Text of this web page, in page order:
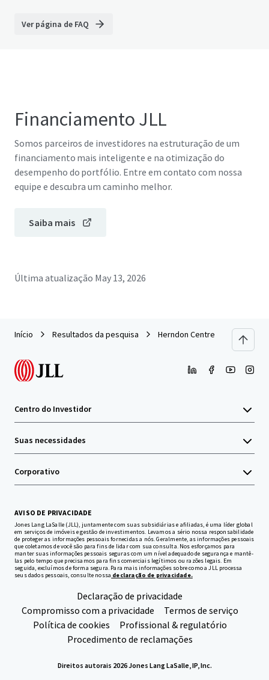
Ver página de FAQ
Financiamento JLL
Somos parceiros de investidores na estruturação de um
financiamento mais inteligente e na otimização do
desempenho do portfólio. Entre em contato com nossa
equipe e descubra um caminho melhor.
Saiba mais
Última atualização May 13, 2026
Início Resultados da pesquisa Herndon Centre
Centro do Investidor
Suas necessidades
Corporativo
AVISO DE PRIVACIDADE
Jones Lang LaSalle (JLL), juntamente com suas subsidiárias e afiliadas, é uma líder global
em serviços de imóveis e gestão de investimentos. Levamos a sério nossa responsabilidade
de proteger as informações pessoais fornecidas a nós. Geralmente, as informações pessoais
que coletamos de você são para fins de lidar com sua consulta. Nos esforçamos para
manter suas informações pessoais seguras com um nível adequado de segurança e mantê-
las pelo tempo que precisamos para fins comerciais legítimos ou razões legais. Em
seguida, excluímos de forma segura. Para mais informações sobre como a JLL processa
seus dados pessoais, consulte nossa declaração de privacidade.
Declaração de privacidade
Compromisso com a privacidade
Termos de serviço
Política de cookies
Profissional & regulatório
Procedimento de reclamações
Direitos autorais 2026 Jones Lang LaSalle, IP, Inc.